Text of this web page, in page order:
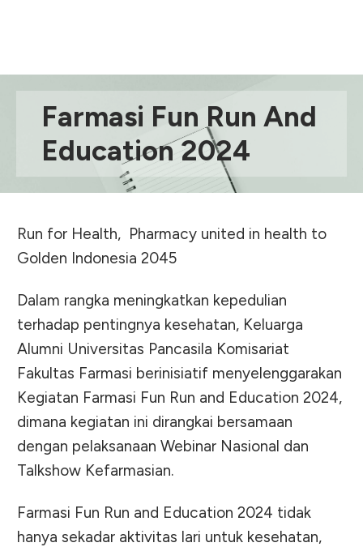
Farmasi Fun Run And
Education 2024
Run for Health, Pharmacy united in health to
Golden Indonesia 2045
Dalam rangka meningkatkan kepedulian
terhadap pentingnya kesehatan, Keluarga
Alumni Universitas Pancasila Komisariat
Fakultas Farmasi berinisiatif menyelenggarakan
Kegiatan Farmasi Fun Run and Education 2024,
dimana kegiatan ini dirangkai bersamaan
dengan pelaksanaan Webinar Nasional dan
Talkshow Kefarmasian.
Farmasi Fun Run and Education 2024 tidak
hanya sekadar aktivitas lari untuk kesehatan,